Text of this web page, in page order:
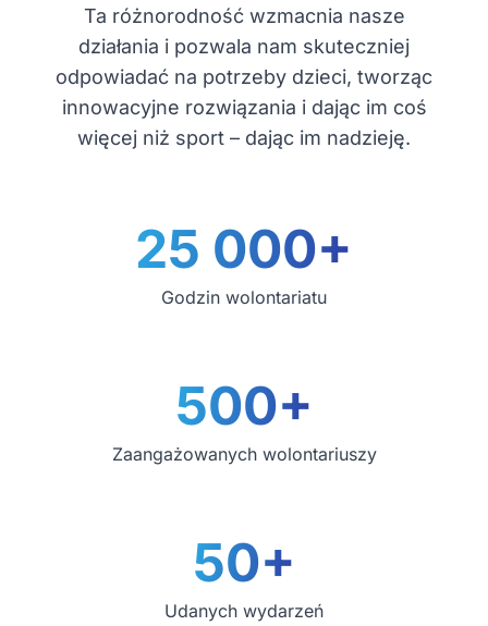
Ta różnorodność wzmacnia nasze
działania i pozwala nam skuteczniej
odpowiadać na potrzeby dzieci, tworząc
innowacyjne rozwiązania i dając im coś
więcej niż sport – dając im nadzieję.
25 000+
Godzin wolontariatu
500+
Zaangażowanych wolontariuszy
50+
Udanych wydarzeń